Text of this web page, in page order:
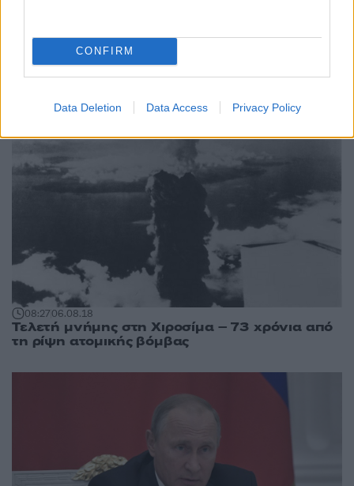
CONFIRM
Data Deletion Data Access Privacy Policy
08:2706.08.18
Τελετή μνήμης στη Χιροσίμα – 73 χρόνια από
τη ρίψη ατομικής βόμβας